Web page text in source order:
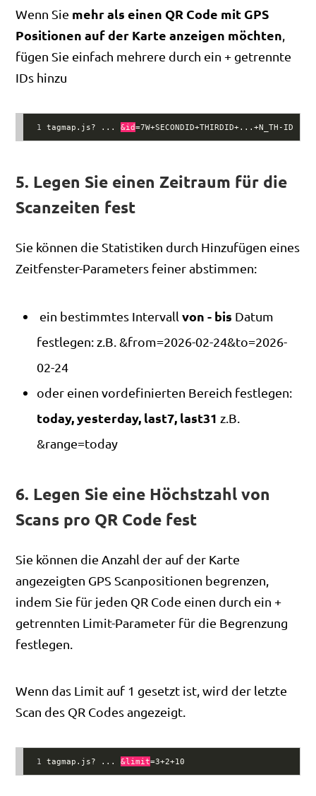
Wenn Sie mehr als einen QR Code mit GPS
Positionen auf der Karte anzeigen möchten
fügen Sie einfach mehrere durch ein + getrennte
IDs hinzu
1 tagmap.js? ... &id=7W+SECONDID+THIRDID+...+N_TH-ID
5. Legen Sie einen Zeitraum für die
Scanzeiten fest
Sie können die Statistiken durch Hinzufügen eines
Zeitfenster-Parameters feiner abstimmen:
ein bestimmtes Intervallvon - bis Datum
festlegen: z.B. &from=2026-02-24&to=2026-
02-24
oder einen vordefinierten Bereich festlegen:
today, yesterday, last7, last31z.B.
&range=today
6. Legen Sie eine Höchstzahl von
Scans pro QR Code fest
Sie können die Anzahl der auf der Karte
angezeigten GPS Scanpositionen begrenzen,
indem Sie für jeden QR Code einen durch ein +
getrennten Limit-Parameter für die Begrenzung
festlegen.
Wenn das Limit auf 1 gesetzt ist, wird der letzte
Scan des QR Codes angezeigt.
1 tagmap.js? ... &limit=3+2+10